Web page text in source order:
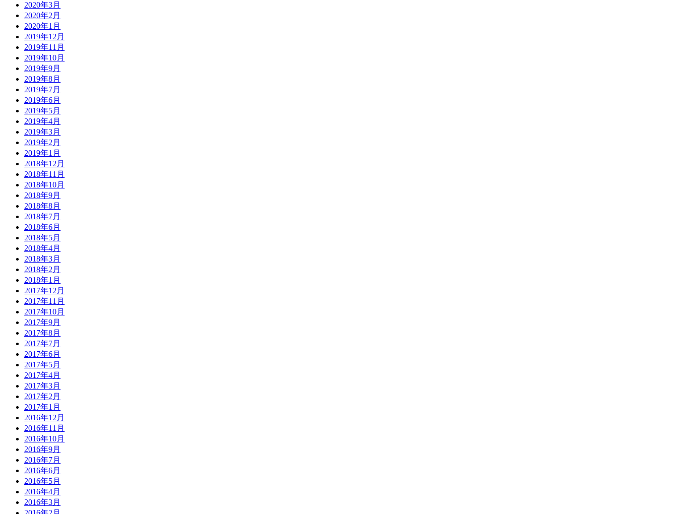
2020年3月
2020年2月
2020年1月
2019年12月
2019年11月
2019年10月
2019年9月
2019年8月
2019年7月
2019年6月
2019年5月
2019年4月
2019年3月
2019年2月
2019年1月
2018年12月
2018年11月
2018年10月
2018年9月
2018年8月
2018年7月
2018年6月
2018年5月
2018年4月
2018年3月
2018年2月
2018年1月
2017年12月
2017年11月
2017年10月
2017年9月
2017年8月
2017年7月
2017年6月
2017年5月
2017年4月
2017年3月
2017年2月
2017年1月
2016年12月
2016年11月
2016年10月
2016年9月
2016年7月
2016年6月
2016年5月
2016年4月
2016年3月